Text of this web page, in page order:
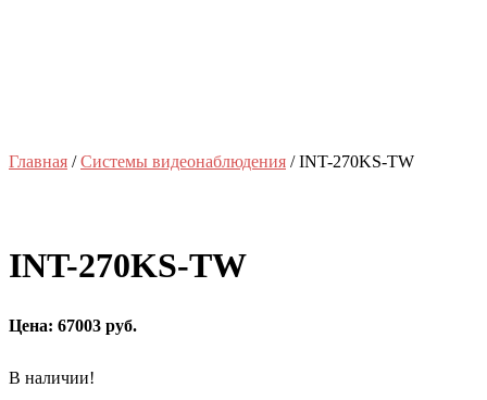
Главная /Системы видеонаблюдения / INT-270KS-TW
INT-270KS-TW
Цена: 67003 руб.
В наличии!